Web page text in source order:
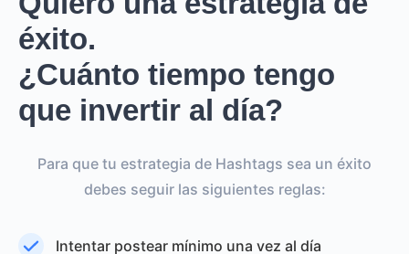
éxito.
¿Cuánto tiempo tengo
que invertir al día?
Para que tu estrategia de Hashtags sea un éxito
debes seguir las siguientes reglas:
Intentar postear mínimo una vez al día